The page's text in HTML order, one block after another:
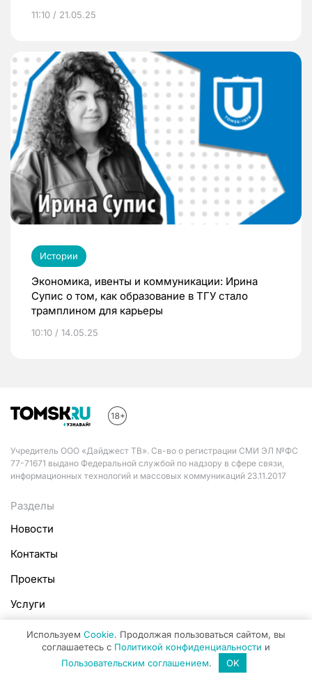
11:10 / 21.05.25
Истории
Экономика, ивенты и коммуникации: Ирина
Супис о том, как образование в ТГУ стало
трамплином для карьеры
10:10 / 14.05.25
Учредитель ООО «Дайджест ТВ». Св-во о регистрации СМИ ЭЛ №ФС
77-71671 выдано Федеральной службой по надзору в сфере связи,
информационных технологий и массовых коммуникаций 23.11.2017
Разделы
Новости
Контакты
Проекты
Услуги
Документация
Пользовательское соглашение
Используем Cookie. Продолжая пользоваться сайтом, вы
соглашаетесь с Политикой конфиденциальности и
Пользовательским соглашением. OK